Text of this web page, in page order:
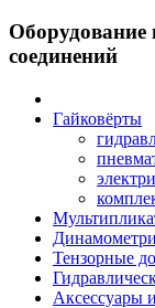
Оборудование
соединений
Гайковёрты
Тензорные
Аксессуары